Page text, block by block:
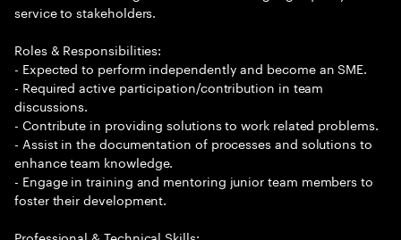
service to stakeholders.
Roles & Responsibilities:
- Expected to perform independently and become an SME.
- Required active participation/contribution in team
discussions.
- Contribute in providing solutions to work related problems.
- Assist in the documentation of processes and solutions to
enhance team knowledge.
- Engage in training and mentoring junior team members to
foster their development.